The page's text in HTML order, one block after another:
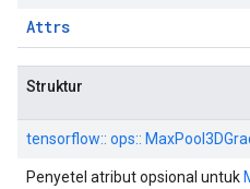
Attrs
Struktur
tensorflow:: ops::
Penyetel atribut opsional untuk